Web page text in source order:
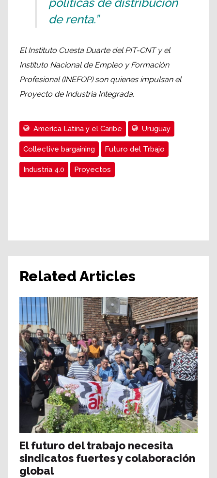
políticas de distribución
de renta.”
El Instituto Cuesta Duarte del PIT-CNT y el
Instituto Nacional de Empleo y Formación
Profesional (INEFOP) son quienes impulsan el
Proyecto de Industria Integrada.
Ameríca Latina y el Caribe Uruguay
Collective bargaining Futuro del Trbajo
Industria 4.0 Proyectos
Related Articles
El futuro del trabajo necesita
sindicatos fuertes y colaboración
global